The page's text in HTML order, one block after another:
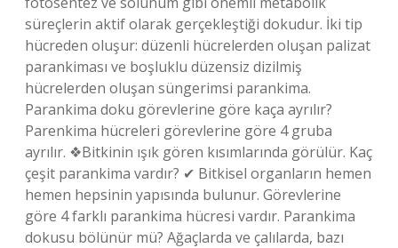
süreçlerin aktif olarak gerçekleştiği dokudur. İki tip
hücreden oluşur: düzenli hücrelerden oluşan palizat
parankiması ve boşluklu düzensiz dizilmiş
hücrelerden oluşan süngerimsi parankima.
Parankima doku görevlerine göre kaça ayrılır?
Parenkima hücreleri görevlerine göre 4 gruba
ayrılır. ❖Bitkinin ışık gören kısımlarında görülür. Kaç
çeşit parankima vardır? ✔ Bitkisel organların hemen
hemen hepsinin yapısında bulunur. Görevlerine
göre 4 farklı parankima hücresi vardır. Parankima
dokusu bölünür mü? Ağaçlarda ve çalılarda, bazı